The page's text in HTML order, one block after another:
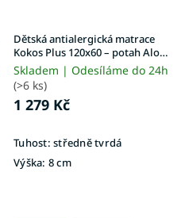
Dětská antialergická matrace
Kokos Plus 120x60 – potah Aloe
Vera
Skladem | Odesíláme do 24h
(>6 ks)
1 279 Kč
Tuhost: středně tvrdá
Výška: 8 cm